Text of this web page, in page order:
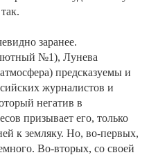
заранее.
№1), Лунева
предсказуемы и
журналистов и
негатив в
призывает его, только
к земляку. Но, во-первых,
Во-вторых, со своей